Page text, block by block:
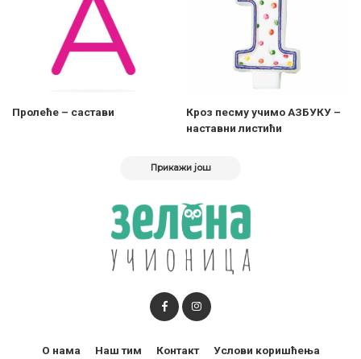
Пролеће – састави
Кроз песму учимо АЗБУКУ –
наставни листићи
Прикажи још
О нама Наш тим Контакт Услови коришћења